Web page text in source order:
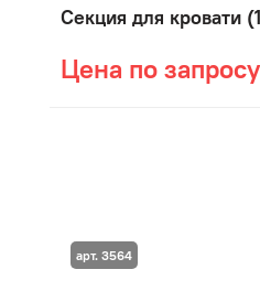
Секция для кровати
Цена по запросу
арт. 3564